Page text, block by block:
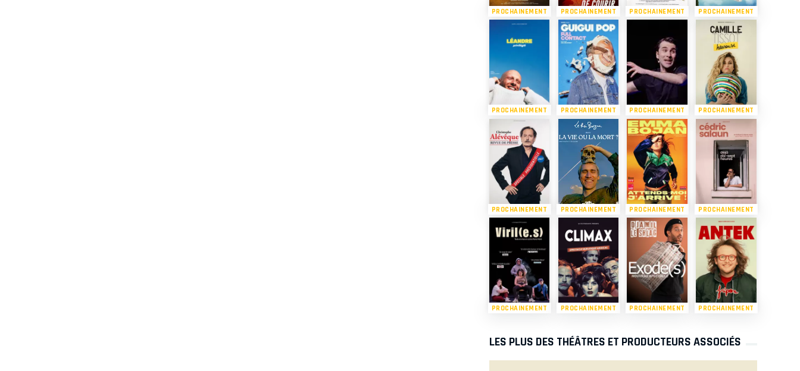
PROCHAINEMENT PROCHAINEMENT PROCHAINEMENT PROCHAINEMENT
PROCHAINEMENT PROCHAINEMENT PROCHAINEMENT PROCHAINEMENT
PROCHAINEMENT PROCHAINEMENT PROCHAINEMENT PROCHAINEMENT
PROCHAINEMENT PROCHAINEMENT PROCHAINEMENT PROCHAINEMENT
LES PLUS DES THÉÂTRES ET PRODUCTEURS ASSOCIÉS